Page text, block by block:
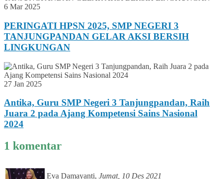
6 Mar 2025
PERINGATI HPSN 2025, SMP NEGERI 3
TANJUNGPANDAN GELAR AKSI BERSIH
LINGKUNGAN
27 Jan 2025
Antika, Guru SMP Negeri 3 Tanjungpandan, Raih
Juara 2 pada Ajang Kompetensi Sains Nasional
2024
1 komentar
Eva Damayanti, Jumat, 10 Des 2021